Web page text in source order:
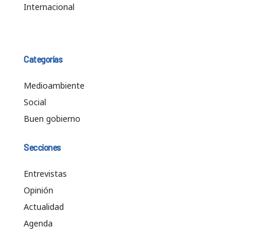
Internacional
Categorías
Medioambiente
Social
Buen gobierno
Secciones
Entrevistas
Opinión
Actualidad
Agenda